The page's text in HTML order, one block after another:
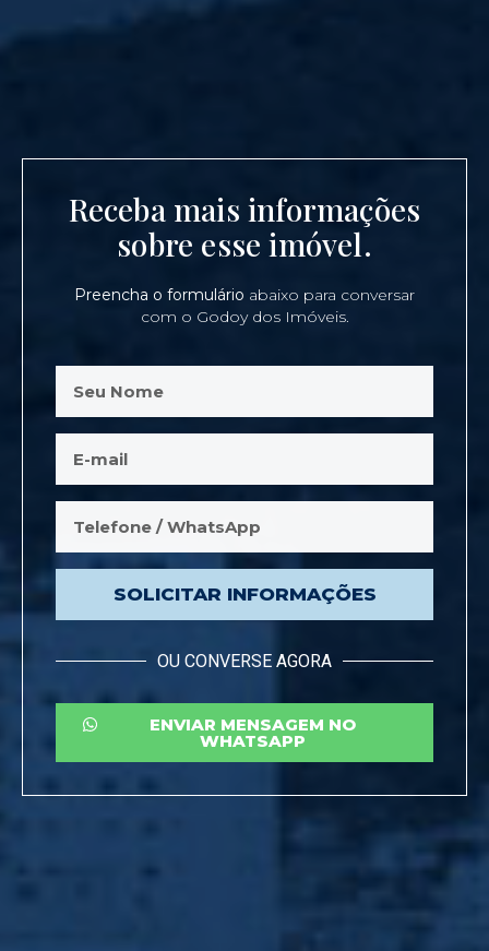
Receba mais informações
sobre esse imóvel.
Preencha o formulário abaixo para conversar
com o Godoy dos Imóveis.
SOLICITAR INFORMAÇÕES
OU CONVERSE AGORA
ENVIAR MENSAGEM NO
WHATSAPP